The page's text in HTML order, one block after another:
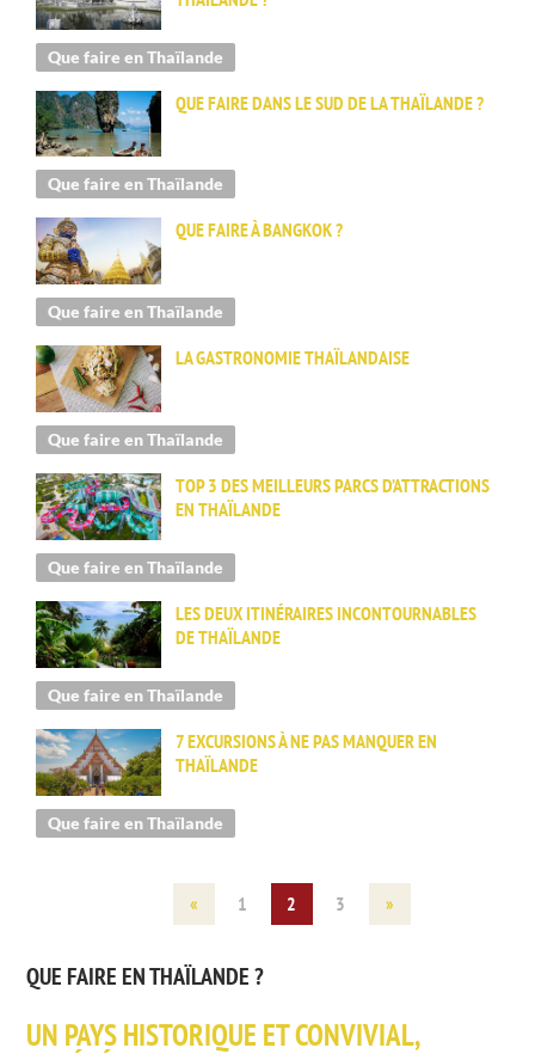
Que faire en Thaïlande
QUE FAIRE DANS LE SUD DE LA THAÏLANDE ?
Que faire en Thaïlande
QUE FAIRE À BANGKOK ?
Que faire en Thaïlande
LA GASTRONOMIE THAÏLANDAISE
Que faire en Thaïlande
TOP 3 DES MEILLEURS PARCS D’ATTRACTIONS
EN THAÏLANDE
Que faire en Thaïlande
LES DEUX ITINÉRAIRES INCONTOURNABLES
DE THAÏLANDE
Que faire en Thaïlande
7 EXCURSIONS À NE PAS MANQUER EN
THAÏLANDE
Que faire en Thaïlande
« 1 2 3 »
QUE FAIRE EN THAÏLANDE ?
UN PAYS HISTORIQUE ET CONVIVIAL,